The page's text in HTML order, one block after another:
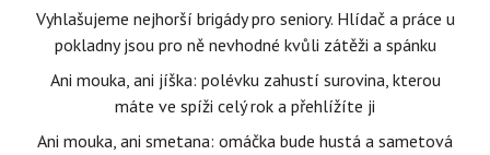
Vyhlašujeme nejhorší brigády pro seniory. Hlídač a práce u
pokladny jsou pro ně nevhodné kvůli zátěži a spánku
Ani mouka, ani jíška: polévku zahustí surovina, kterou
máte ve spíži celý rok a přehlížíte ji
Ani mouka, ani smetana: omáčka bude hustá a sametová